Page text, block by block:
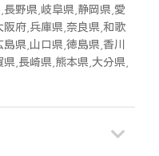
野県,岐阜県,静岡県,愛
府,兵庫県,奈良県,和歌
県,山口県,徳島県,香川
,長崎県,熊本県,大分県,